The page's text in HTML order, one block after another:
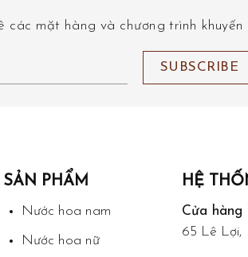
mặt hàng và chương trình khuyến
SẢN PHẨM
Nước hoa nam
Nước hoa nữ
HỆ
Cửa hàng
65 Lê Lợi,